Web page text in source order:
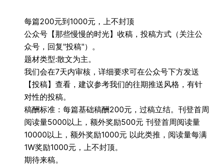
每篇200元到1000元，上不封顶
公众号【那些慢慢的时光】收稿，投稿方式（关注公
众号，回复"投稿"）。
题材类型:散文为主。
我们会在7天内审核，详细要求可在公众号下方发送
【投稿】查看，建议参考我们的往期推送风格，有针
对性的投稿。
稿酬标准：每篇基础稿酬200元，过稿立结。刊登首周
阅读量5000以上，额外奖励500元 刊登首周阅读量
10000以上，额外奖励1000元 以此类推，阅读量每满
1W奖励1000元，上不封顶。
期待来稿。